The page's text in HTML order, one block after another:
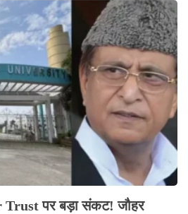
पर बड़ा संकट! जौहर